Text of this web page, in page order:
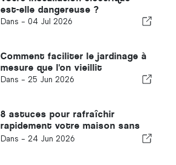
est-elle dangereuse ?
Dans - 04 Jul 2026
Comment faciliter le jardinage à
mesure que l'on vieillit
Dans - 25 Jun 2026
8 astuces pour rafraîchir
rapidement votre maison sans
climatisation
Dans - 24 Jun 2026